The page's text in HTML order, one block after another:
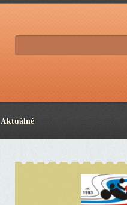
Aktuálně